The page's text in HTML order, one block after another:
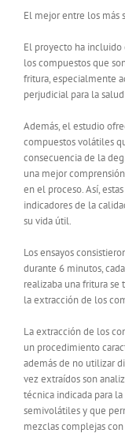
El mejor entre los más
El proyecto ha
los compuestos que
fritura, especialmente
perjudicial para la
Además, el estudio
compuestos volátiles
consecuencia de la
una mejor
en el proceso. Así,
indicadores de la
su vida útil.
Los ensayos
durante 6 minutos,
realizaba una fritura se
la extracción de los
La extracción de los
un procedimiento
además de no utilizar
vez extraídos son
técnica indicada para
semivolátiles y que
mezclas complejas